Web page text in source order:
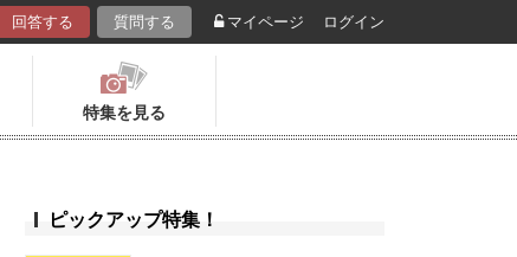
回答する 質問する マイページ ログイン
特集を見る
ピックアップ特集！